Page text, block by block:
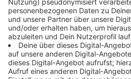
Pandemie nicht geben. Daher
Online-Termine für städtische
also einen Reisepass braucht,
möchte oder eine Hochzeit
viel Geduld. Allerdings lassen
Parkausweise auch online